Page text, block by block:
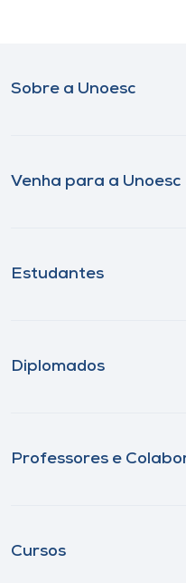
Sobre a Unoesc
Venha para a Unoesc
Estudantes
Diplomados
Professores e
Cursos